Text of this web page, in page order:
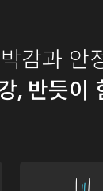
감과 안
, 반듯이